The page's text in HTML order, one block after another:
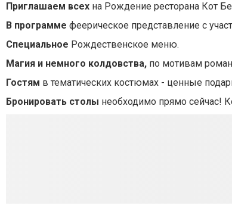
Приглашаем всех на Рождение ресторана Кот
В программе феерическое представление с
Специальное Рождественское меню.
Магия и немного колдовства, по мотивам
Гостям в тематических костюмах - ценные
Бронировать столы необходимо прямо сейчас!